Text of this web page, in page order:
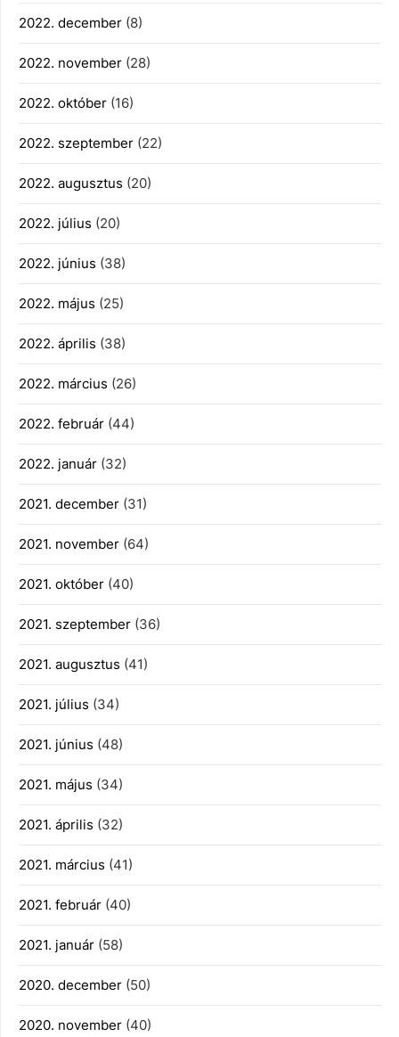
2022. december (8)
2022. november (28)
2022. október (16)
2022. szeptember (22)
2022. augusztus (20)
2022. július (20)
2022. június (38)
2022. május (25)
2022. április (38)
2022. március (26)
2022. február (44)
2022. január (32)
2021. december (31)
2021. november (64)
2021. október (40)
2021. szeptember (36)
2021. augusztus (41)
2021. július (34)
2021. június (48)
2021. május (34)
2021. április (32)
2021. március (41)
2021. február (40)
2021. január (58)
2020. december (50)
2020. november (40)